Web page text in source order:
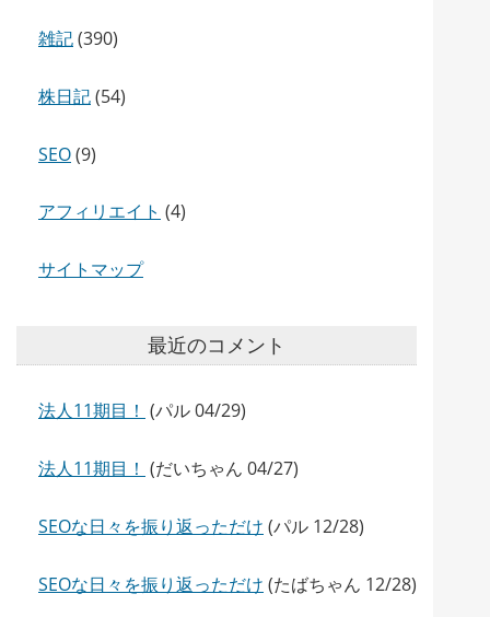
雑記(390)
株日記(54)
SEO(9)
アフィリエイト (4)
サイトマップ
最近のコメント
法人11期目！ (パル 04/29)
法人11期目！ (だいちゃん 04/27)
SEOな日々を振り返っただけ (パル 12/28)
SEOな日々を振り返っただけ (たばちゃん 12/28)